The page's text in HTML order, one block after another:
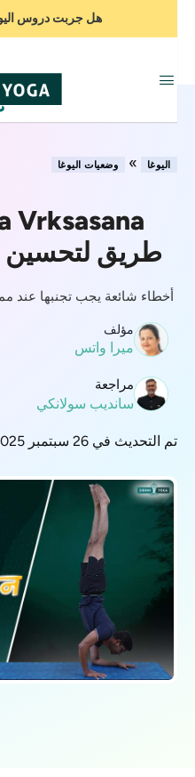
هل جربت دروس
اليوغا » وضعيات اليوغا
طريق لتحسين
أخطاء شائعة يجب تجنبها عند
مؤلف
ميرا واتس
مراجعة
سانديب سولانكي
تم التحديث في 26 سبتمبر 2025